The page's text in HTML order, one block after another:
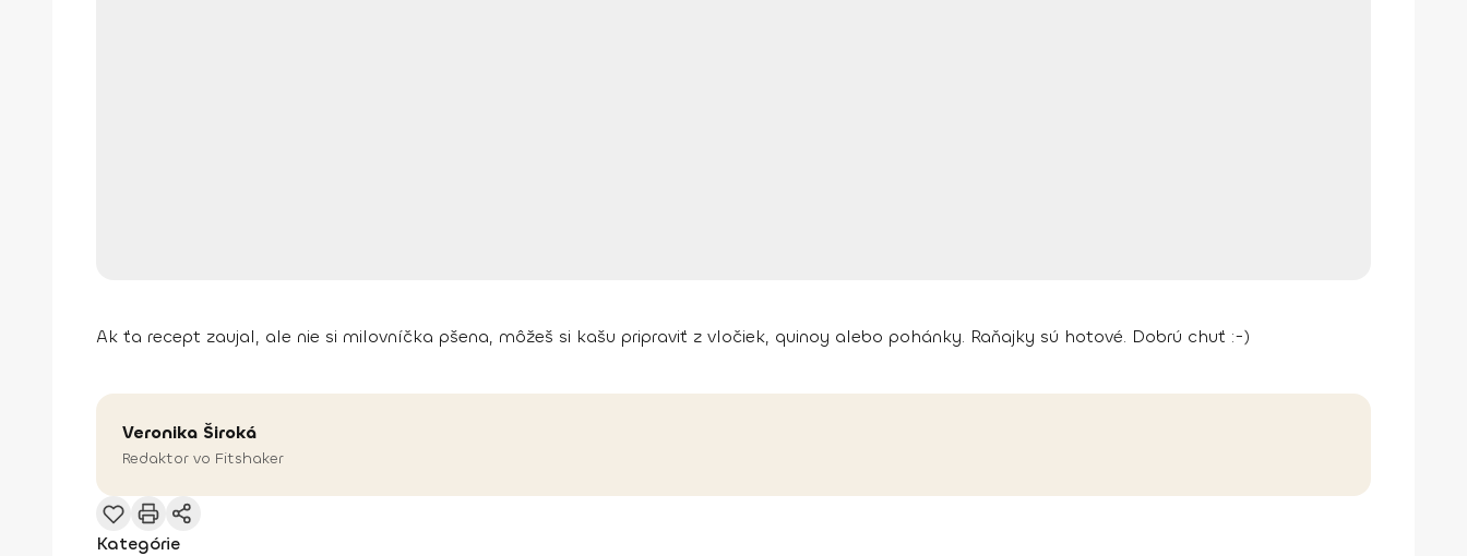
Ak ťa recept zaujal, ale nie si milovníčka pšena, môžeš si kašu pripraviť z vločiek, quinoy alebo pohánky. Raňajky sú hotové. Dobrú chuť :-)
Veronika Široká
Redaktor vo Fitshaker
Kategórie